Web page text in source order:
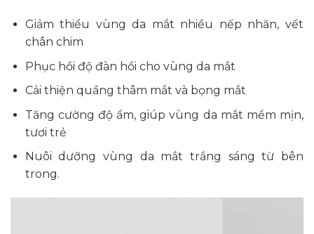
Giảm thiểu vùng da mắt nhiều nếp nhăn, vết
chân chim
Phục hồi độ đàn hồi cho vùng da mắt
Cải thiện quầng thâm mắt và bọng mắt
Tăng cường độ ẩm, giúp vùng da mắt mềm mịn,
tươi trẻ
Nuôi dưỡng vùng da mắt trắng sáng từ bên
trong.